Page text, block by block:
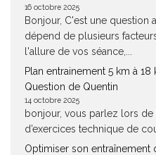
16 octobre 2025
Bonjour, C'est une question
dépend de plusieurs
l'allure de vos séance,...
Plan entrainement 5 km à
Question de Quentin
14 octobre 2025
bonjour, vous parlez lors
d’exercices technique de
Optimiser son